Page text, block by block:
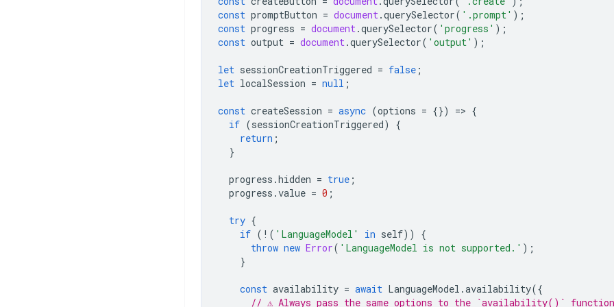
const promptButton = document.querySelector( '.prompt' );
const progress = document.querySelector( 'progress' );
const output = document.querySelector( 'output' );
let sessionCreationTriggered = false ;
let localSession = null ;
const createSession = async (options = {}) => {
if (sessionCreationTriggered)
{
return ;
}
progress .hidden = true ;
progress .value = 0 ;
try {
if ( ! ( 'LanguageModel' in self))
{
throw new Error( 'LanguageModel is not supported.' );
}
const availability = await LanguageModel .availability({
// ⚠️ Always pass the same options to the `availability()`